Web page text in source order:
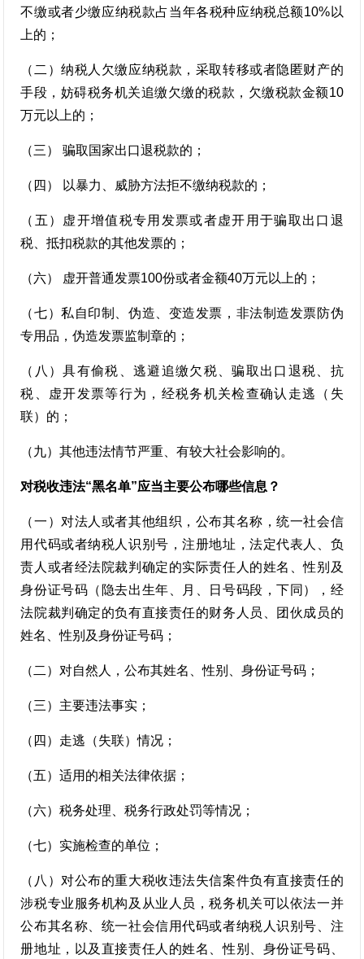
不缴或者少缴应纳税款占当年各税种应纳税总额10%以
上的；
（二）纳税人欠缴应纳税款，采取转移或者隐匿财产的
手段，妨碍税务机关追缴欠缴的税款，欠缴税款金额10
万元以上的；
（三） 骗取国家出口退税款的；
（四） 以暴力、威胁方法拒不缴纳税款的；
（五）虚开增值税专用发票或者虚开用于骗取出口退
税、抵扣税款的其他发票的；
（六） 虚开普通发票100份或者金额40万元以上的；
（七）私自印制、伪造、变造发票，非法制造发票防伪
专用品，伪造发票监制章的；
（八）具有偷税、逃避追缴欠税、骗取出口退税、抗
税、虚开发票等行为，经税务机关检查确认走逃（失
联）的；
（九）其他违法情节严重、有较大社会影响的。
对税收违法“黑名单”应当主要公布哪些信息？
（一）对法人或者其他组织，公布其名称，统一社会信
用代码或者纳税人识别号，注册地址，法定代表人、负
责人或者经法院裁判确定的实际责任人的姓名、性别及
身份证号码（隐去出生年、月、日号码段，下同），经
法院裁判确定的负有直接责任的财务人员、团伙成员的
姓名、性别及身份证号码；
（二）对自然人，公布其姓名、性别、身份证号码；
（三）主要违法事实；
（四）走逃（失联）情况；
（五）适用的相关法律依据；
（六）税务处理、税务行政处罚等情况；
（七）实施检查的单位；
（八）对公布的重大税收违法失信案件负有直接责任的
涉税专业服务机构及从业人员，税务机关可以依法一并
公布其名称、统一社会信用代码或者纳税人识别号、注
册地址，以及直接责任人的姓名、性别、身份证号码、